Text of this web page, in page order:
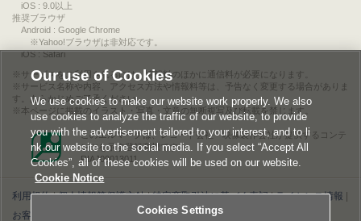
iOS : 9.0以上
推奨ブラウザ
Android : Google Chrome
※Yahoo!ブラウザは非対応です。
iOS : Safari
サービスをご利用されるには、情報料のほかに通信料が必要になります。
サービス名称や内容、アクセス方法や情報料等は、予告なく変更する場合がありま
す。あらかじめご了承ください。
本ページに掲載のイラスト・写真・文章の無断複写及び転載を禁じます。
このエルマークは、レコード会社・映像製作会社が提供するコンテ
ンツを示す登録商標です。
RIAJ00013011
利用規約|個人情報等保護方針|特定商取引法に基づく表記|ライセンス情報
お客様情報の外部送信について|Cookies Settings
Our use of Cookies
We use cookies to make our website work properly. We also
use cookies to analyze the traffic of our website, to provide
you with the advertisement tailored to your interest, and to li
nk our website to the social media. If you select “Accept All
Cookies”, all of these cookies will be used on our website.
Cookie Notice
Cookies Settings